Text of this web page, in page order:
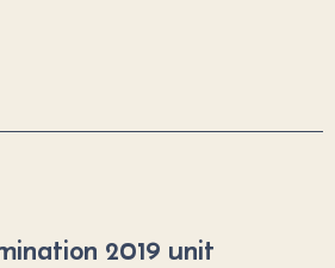
2019 unit